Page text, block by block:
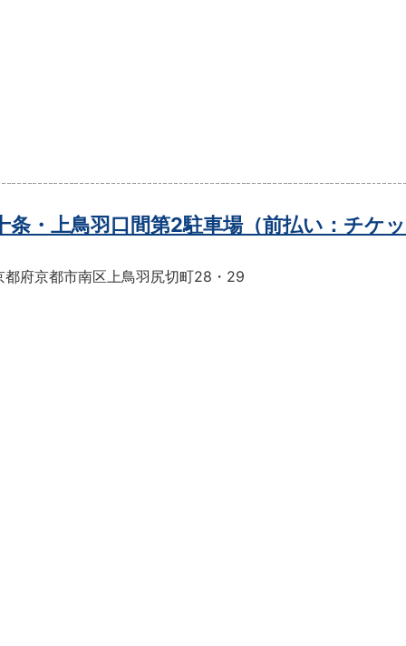
条・上鳥羽口間第2駐車場（前払い：チケ
都府京都市南区上鳥羽尻切町28・29